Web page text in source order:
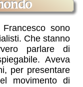
sono
Che stanno
parlare di
Aveva
per presentare
movimento di